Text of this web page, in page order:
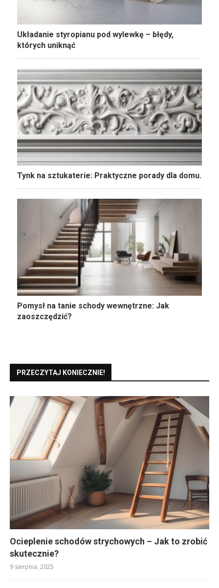
Układanie styropianu pod wylewkę – błędy,
których uniknąć
Tynk na sztukaterie: Praktyczne porady dla domu.
Pomysł na tanie schody wewnętrzne: Jak
zaoszczędzić?
PRZECZYTAJ KONIECZNIE!
Ocieplenie schodów strychowych – Jak to zrobić
skutecznie?
9 sierpnia, 2025